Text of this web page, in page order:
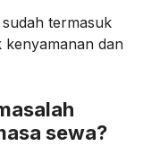
termasuk
kenyamanan dan
sewa?